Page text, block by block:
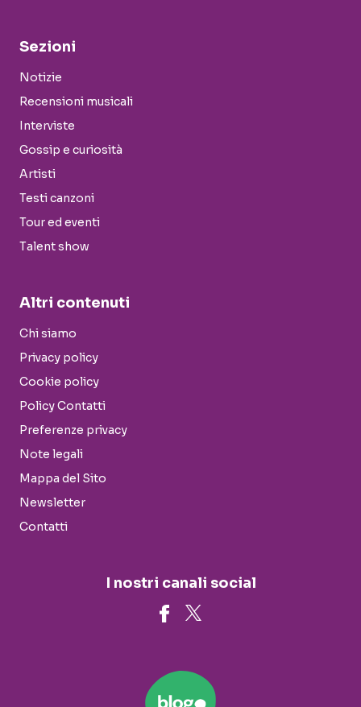
Sezioni
Notizie
Recensioni musicali
Interviste
Gossip e curiosità
Artisti
Testi canzoni
Tour ed eventi
Talent show
Altri contenuti
Chi siamo
Privacy policy
Cookie policy
Policy Contatti
Preferenze privacy
Note legali
Mappa del Sito
Newsletter
Contatti
I nostri canali social